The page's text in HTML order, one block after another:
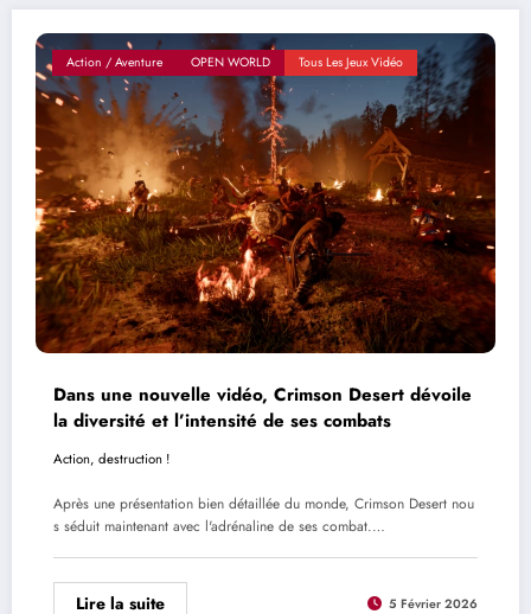
Action / Aventure OPEN WORLD Tous Les Jeux Vidéo
Dans une nouvelle vidéo, Crimson Desert dévoile
la diversité et l’intensité de ses combats
Action, destruction !
Après une présentation bien détaillée du monde, Crimson Desert nou
s séduit maintenant avec l'adrénaline de ses combat.…
Lire la suite 5 Février 2026